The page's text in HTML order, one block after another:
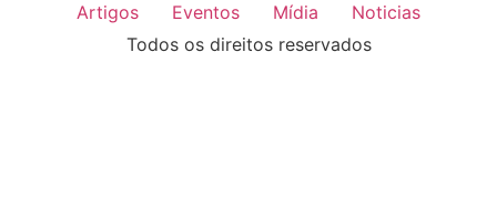
Artigos
Eventos Mídia
Noticias
Todos os direitos reservados